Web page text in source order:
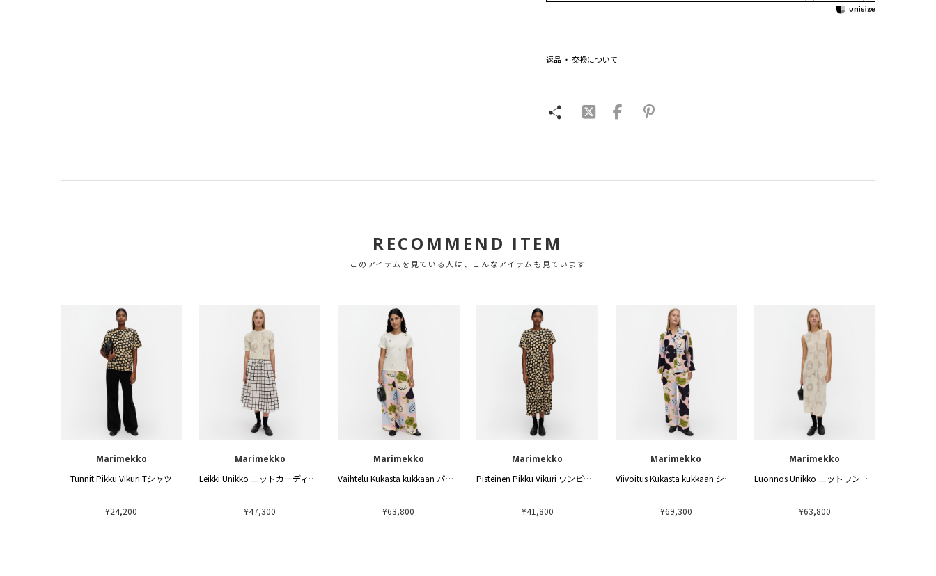
返品 ・ 交換について
RECOMMEND ITEM
このアイテムを見ている人は、こんなアイテムも見ています
Marimekko
Tunnit Pikku Vikuri Tシャツ
¥24,200
Marimekko
Leikki Unikko ニットカーディガン
¥47,300
Marimekko
Vaihtelu Kukasta kukkaan パンツ
¥63,800
Marimekko
Pisteinen Pikku Vikuri ワンピース
¥41,800
Marimekko
Viivoitus Kukasta kukkaan シャツ
¥69,300
Marimekko
Luonnos Unikko ニットワンピース
¥63,800